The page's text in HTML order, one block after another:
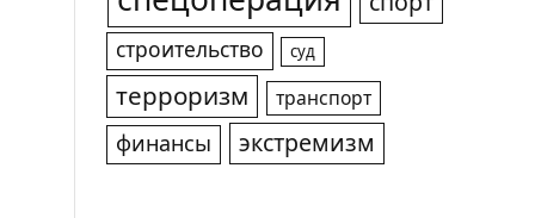
строительство суд
терроризм транспорт
финансы экстремизм